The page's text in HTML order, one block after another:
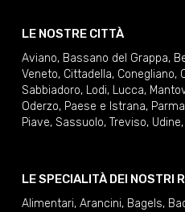
LE NOSTRE CITTÀ
Aviano, Bassano del Grappa,
Veneto, Cittadella, Conegliano,
Sabbiadoro, Lodi, Lucca,
Oderzo, Paese e Istrana, Parma
Piave, Sassuolo, Treviso, Udine,
LE SPECIALITÀ DEI NOSTRI
Alimentari, Arancini, Bagels,